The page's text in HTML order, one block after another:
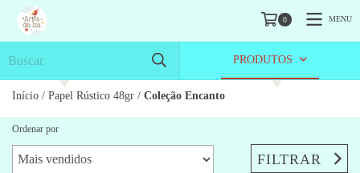
0 MENU
PRODUTOS
Início / Papel Rústico 48gr / Coleção Encanto
Ordenar por
FILTRAR